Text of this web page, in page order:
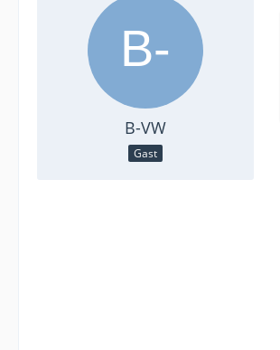
B-VW
Gast